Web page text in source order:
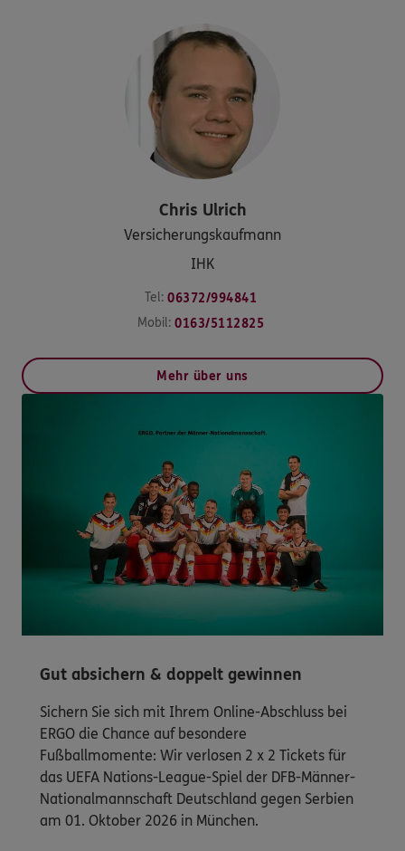
Chris Ulrich
Versicherungskaufmann
IHK
Tel: 06372/994841
Mobil: 0163/5112825
Mehr über uns
Gut absichern & doppelt gewinnen
Sichern Sie sich mit Ihrem Online-Abschluss bei
ERGO die Chance auf besondere
Fußballmomente: Wir verlosen 2 x 2 Tickets für
das UEFA Nations-League-Spiel der DFB-Männer-
Nationalmannschaft Deutschland gegen Serbien
am 01. Oktober 2026 in München.